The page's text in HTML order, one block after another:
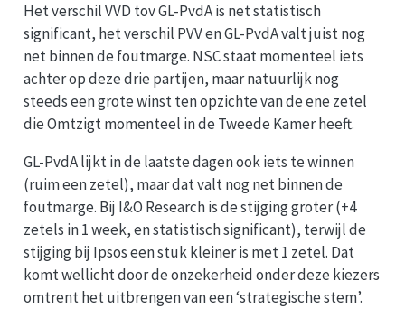
Het verschil VVD tov GL-PvdA is net statistisch
significant, het verschil PVV en GL-PvdA valt juist nog
net binnen de foutmarge. NSC staat momenteel iets
achter op deze drie partijen, maar natuurlijk nog
steeds een grote winst ten opzichte van de ene zetel
die Omtzigt momenteel in de Tweede Kamer heeft.
GL-PvdA lijkt in de laatste dagen ook iets te winnen
(ruim een zetel), maar dat valt nog net binnen de
foutmarge. Bij I&O Research is de stijging groter (+4
zetels in 1 week, en statistisch significant), terwijl de
stijging bij Ipsos een stuk kleiner is met 1 zetel. Dat
komt wellicht door de onzekerheid onder deze kiezers
omtrent het uitbrengen van een ‘strategische stem’.